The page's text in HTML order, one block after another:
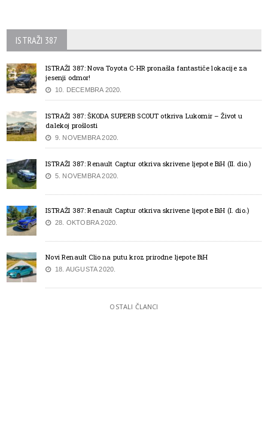
ISTRAŽI 387
ISTRAŽI 387: Nova Toyota C-HR pronašla fantastiče lokacije za
jesenji odmor!
10. DECEMBRA 2020.
ISTRAŽI 387: ŠKODA SUPERB SCOUT otkriva Lukomir – Život u
dalekoj prošlosti
9. NOVEMBRA 2020.
ISTRAŽI 387: Renault Captur otkriva skrivene ljepote BiH (II. dio.)
5. NOVEMBRA 2020.
ISTRAŽI 387: Renault Captur otkriva skrivene ljepote BiH (I. dio.)
28. OKTOBRA 2020.
Novi Renault Clio na putu kroz prirodne ljepote BiH
18. AUGUSTA 2020.
OSTALI ČLANCI